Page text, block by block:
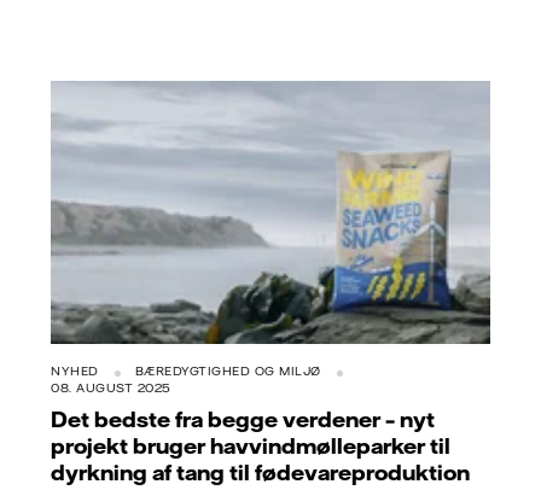
NYHED
BÆREDYGTIGHED OG MILJØ
08. AUGUST 2025
Det bedste fra begge verdener – nyt
projekt bruger havvindmølleparker til
dyrkning af tang til fødevareproduktion